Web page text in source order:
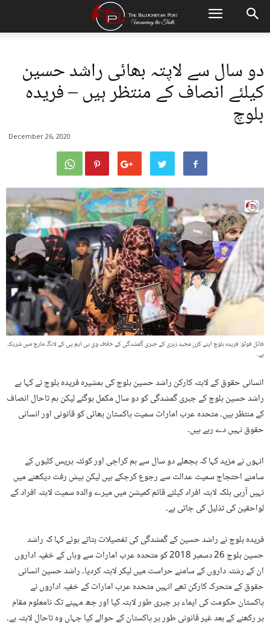
دو سال سے لاپتہ بھائی راشد حسین
کیلئے انصاف کے منتظر ہیں – فریدہ
بلوچ
December 26, 2020
فائل فوٹو: فریدہ بلوچ اپنے کزن مجید زہری کے جبری گمشدگی کے خلاف وی بی ایم پی کے لانگ مارچ میں شریک
ہے۔
انسانی حقوق کے لاپتہ کارکن راشد حسین بلوچ کی ہمشیرہ فریدہ بلوچ نے کہا ہے
راشد حسین بلوچ کے جبری گمشدگی کو دو سال مکمل ہوگئے لیکن ہم تاحال انصاف
کے منتظر ہیں۔ متحدہ عرب امارات سمیت پاکستان بھائی کو قانونی اور انسانی
حقوق نہیں دے رہے ہیں۔
انہوں نے مزید کہا کہ پچھلے دو سال سے ہم کراچی اور کوئٹہ پریس کلبوں کے
سامنے احتجاج سمیت عدالت سے رجوع کرچکے ہیں لیکن پیش رفت دیکھنے میں
نہیں آرہی بلکہ لاپتہ افراد کیلئے قائم کمیشن میں میرے والدہ سمیت لاپتہ افراد کے
لواحقین کی تذلیل کی جاتی ہے۔
فریدہ بلوچ نے راشد حسین کے گمشدگی کی تفصیلات بتاتے ہوئے کہا کہ راشد
حسین بلوچ 26 دسمبر 2018 کو متحدہ عرب امارات سے وہاں کے خفیہ اداروں
ان کے رشتہ داروں کے سامنے حراست میں لیکر لاپتہ کردیا۔ راشد حسین انسانی
حقوق کے متحرک کارکن تھے انہیں متحدہ عرب امارات کے خفیہ اداروں نے
پاکستان حکومت کی ایماء پر جبری طور لاپتہ کیا اور چھ مہینے تک نامعلوم مقام
پر رکھنے کے بعد غیر قانونی طور پر پاکستان کے حوالے کیا جہاں وہ تاحال لاپتہ ہے۔